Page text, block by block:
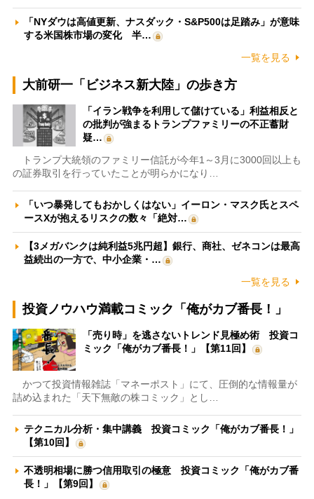
「NYダウは高値更新、ナスダック・S&P500は足踏み」が意味
する米国株市場の変化 半…
一覧を見る
大前研一「ビジネス新大陸」の歩き方
「イラン戦争を利用して儲けている」利益相反と
の批判が強まるトランプファミリーの不正蓄財
疑…
トランプ大統領のファミリー信託が今年1～3月に3000回以上も
の証券取引を行っていたことが明らかになり…
「いつ暴発してもおかしくはない」イーロン・マスク氏とスペ
ースXが抱えるリスクの数々「絶対…
【3メガバンクは純利益5兆円超】銀行、商社、ゼネコンは最高
益続出の一方で、中小企業・…
一覧を見る
投資ノウハウ満載コミック「俺がカブ番長！」
「売り時」を逃さないトレンド見極め術 投資コ
ミック「俺がカブ番長！」【第11回】
かつて投資情報雑誌「マネーポスト」にて、圧倒的な情報量が
詰め込まれた「天下無敵の株コミック」とし…
テクニカル分析・集中講義 投資コミック「俺がカブ番長！」
【第10回】
不透明相場に勝つ信用取引の極意 投資コミック「俺がカブ番
長！」【第9回】